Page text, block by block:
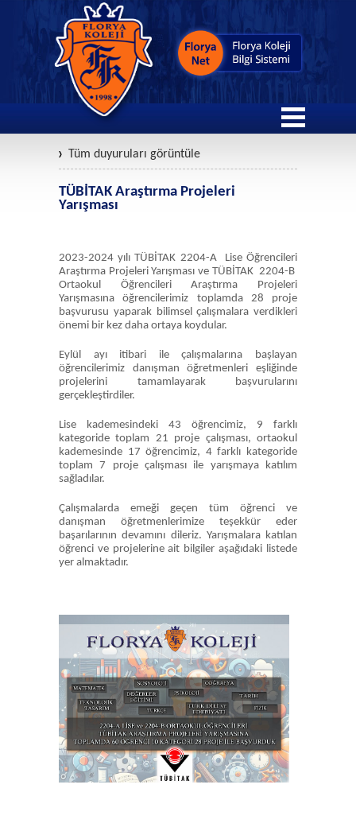
Tüm duyuruları görüntüle
TÜBİTAK Araştırma Projeleri
Yarışması
2023-2024 yılı TÜBİTAK 2204-A Lise Öğrencileri
Araştırma Projeleri Yarışması ve TÜBİTAK 2204-B
Ortaokul Öğrencileri Araştırma Projeleri
Yarışmasına öğrencilerimiz toplamda 28 proje
başvurusu yaparak bilimsel çalışmalara verdikleri
önemi bir kez daha ortaya koydular.
Eylül ayı itibari ile çalışmalarına başlayan
öğrencilerimiz danışman öğretmenleri eşliğinde
projelerini tamamlayarak başvurularını
gerçekleştirdiler.
Lise kademesindeki 43 öğrencimiz, 9 farklı
kategoride toplam 21 proje çalışması, ortaokul
kademesinde 17 öğrencimiz, 4 farklı kategoride
toplam 7 proje çalışması ile yarışmaya katılım
sağladılar.
Çalışmalarda emeği geçen tüm öğrenci ve
danışman öğretmenlerimize teşekkür eder
başarılarının devamını dileriz. Yarışmalara katılan
öğrenci ve projelerine ait bilgiler aşağıdaki listede
yer almaktadır.